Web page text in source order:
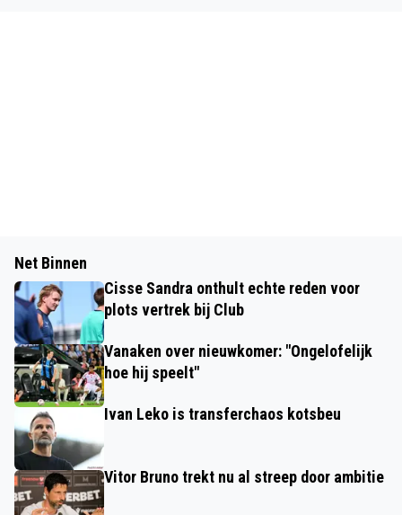
Net Binnen
Cisse Sandra onthult echte reden voor
plots vertrek bij Club
Vanaken over nieuwkomer: "Ongelofelijk
hoe hij speelt"
Ivan Leko is transferchaos kotsbeu
Vitor Bruno trekt nu al streep door ambitie